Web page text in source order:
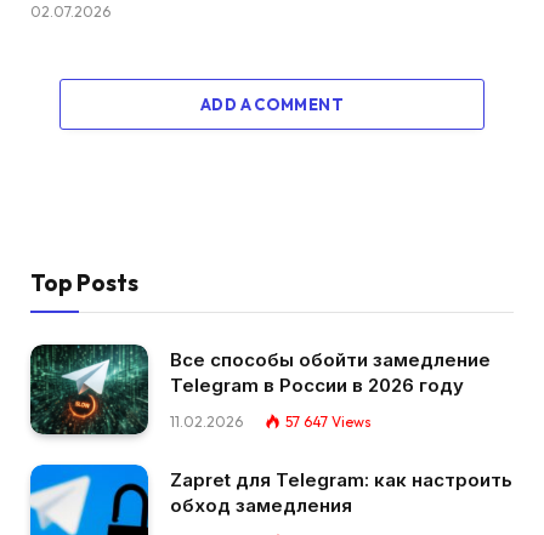
02.07.2026
ADD A COMMENT
Top Posts
Все способы обойти замедление
Telegram в России в 2026 году
11.02.2026 57 647 Views
Zapret для Telegram: как настроить
обход замедления